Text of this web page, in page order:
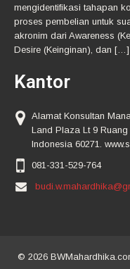
mengidentifikasi tahapan
proses pembelian untuk
akronim dari Awareness
Desire (Keinginan), dan […]
Kantor
Alamat Konsultan
Land Plaza Lt 9
Indonesia 60271.
081-331-529-764
© 2026